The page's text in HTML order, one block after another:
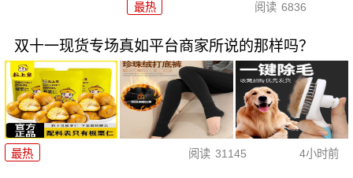
最热 阅读 6836
双十一现货专场真如平台商家所说的那样吗？
最热 阅读 31145 4小时前